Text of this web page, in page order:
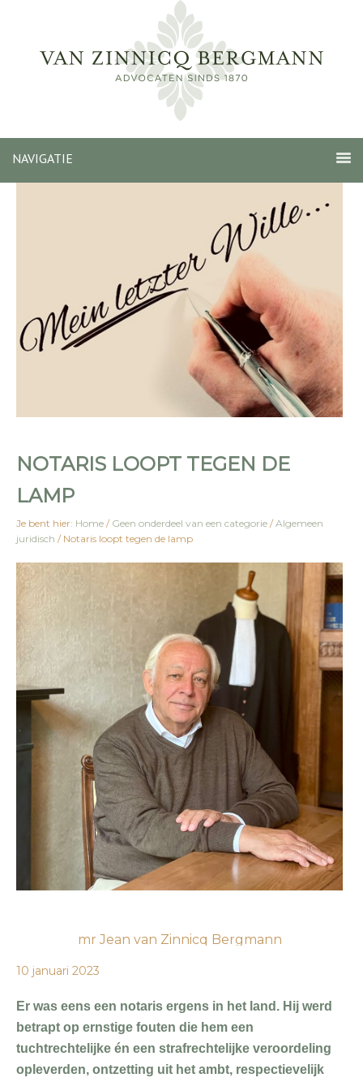
NAVIGATIE
NOTARIS LOOPT TEGEN DE
LAMP
Je bent hier: Home / Geen onderdeel van een categorie / Algemeen
juridisch /Notaris loopt tegen de lamp
mr Jean van Zinnicq Bergmann
10 januari 2023
Er was eens een notaris ergens in het land. Hij werd
betrapt op ernstige fouten die hem een
tuchtrechtelijke én een strafrechtelijke veroordeling
opleverden, ontzetting uit het ambt, respectievelijk